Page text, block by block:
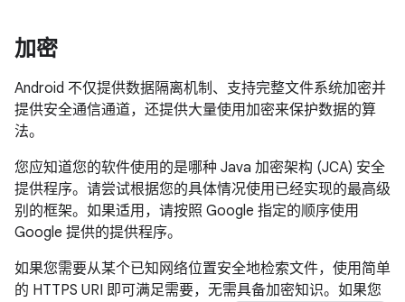
加密
Android 不仅提供数据隔离机制、支持完整文件系统加密并
提供安全通信通道，还提供大量使用加密来保护数据的算
法。
您应知道您的软件使用的是哪种 Java 加密架构 (JCA) 安全
提供程序。请尝试根据您的具体情况使用已经实现的最高级
别的框架。如果适用，请按照 Google 指定的顺序使用
Google 提供的提供程序。
如果您需要从某个已知网络位置安全地检索文件，使用简单
的 HTTPS URI 即可满足需要，无需具备加密知识。如果您